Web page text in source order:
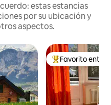
estas estancias
por su ubicación y
aspectos.
huéspedes De los mejores
Favorito entre